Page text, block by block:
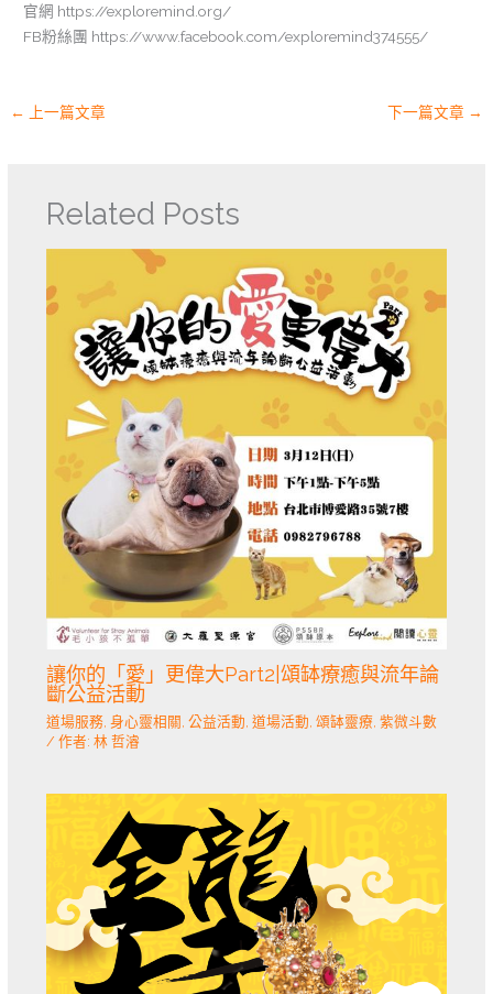
官網 https://exploremind.org/
FB粉絲團 https://www.facebook.com/exploremind374555/
← 上一篇文章 下一篇文章 →
Related Posts
讓你的「愛」更偉大Part2|頌缽療癒與流年論
斷公益活動
道場服務, 身心靈相關 公益活動 道場活動 頌缽靈療, 紫微斗數
/ 作者: 林 哲濬